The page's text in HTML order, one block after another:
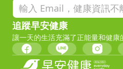
追蹤早安健康
讓一天的生活充滿了正能量和健康